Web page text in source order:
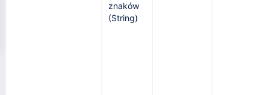
znaków
(String)